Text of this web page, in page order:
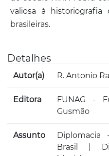
valiosa à historiografia
brasileiras.
Detalhes
Autor(a) R. Antonio
Editora
FUNAG -
Gusmão
Assunto
Brasil |